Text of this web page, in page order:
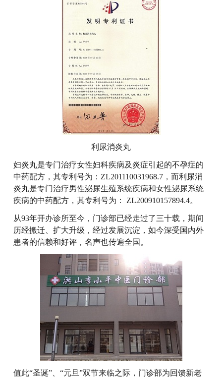
利尿消炎丸
妇炎丸是专门治疗女性妇科疾病及炎症引起的不孕症的
中药配方，其专利号为：ZL201110031968.7，而利尿消
炎丸是专门治疗男性泌尿生殖系统疾病和女性泌尿系统
疾病的中药配方，其专利号为： ZL200910157894.4。
从93年开办诊所至今，门诊部已经走过了三十载，期间
历经搬迁、扩大升级，经过发展沉淀，如今深受国内外
患者的信赖和好评，名声也传遍全国。
值此“圣诞”、“元旦”双节来临之际，门诊部为回馈新老